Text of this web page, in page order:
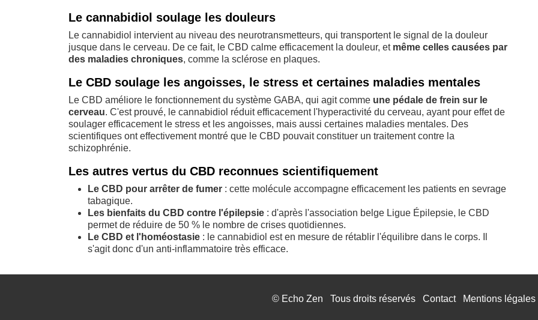
Le cannabidiol soulage les douleurs
Le cannabidiol intervient au niveau des neurotransmetteurs, qui transportent le signal de la douleur
jusque dans le cerveau. De ce fait, le CBD calme efficacement la douleur, et même celles causées par
des maladies chroniques, comme la sclérose en plaques.
Le CBD soulage les angoisses, le stress et certaines maladies mentales
Le CBD améliore le fonctionnement du système GABA, qui agit comme une pédale de frein sur le
cerveau. C'est prouvé, le cannabidiol réduit efficacement l'hyperactivité du cerveau, ayant pour effet de
soulager efficacement le stress et les angoisses, mais aussi certaines maladies mentales. Des
scientifiques ont effectivement montré que le CBD pouvait constituer un traitement contre la
schizophrénie.
Les autres vertus du CBD reconnues scientifiquement
Le CBD pour arrêter de fumer : cette molécule accompagne efficacement les patients en sevrage
tabagique.
Les bienfaits du CBD contre l'épilepsie : d'après l'association belge Ligue Épilepsie, le CBD
permet de réduire de 50 % le nombre de crises quotidiennes.
Le CBD et l'homéostasie : le cannabidiol est en mesure de rétablir l'équilibre dans le corps. Il
s'agit donc d'un anti-inflammatoire très efficace.
© Echo Zen Tous droits réservés Contact Mentions légales